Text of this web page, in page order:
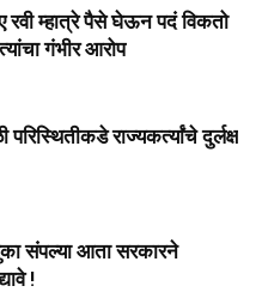
रवी म्हात्रे पैसे घेऊन पदं विकतो
गंभीर आरोप
परिस्थितीकडे राज्यकर्त्यांचे दुर्लक्ष
संपल्या आता सरकारने
!